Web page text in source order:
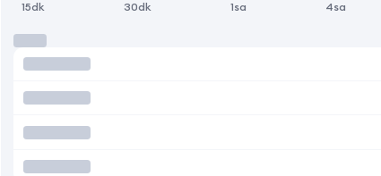
15dk 30dk 1sa 4sa